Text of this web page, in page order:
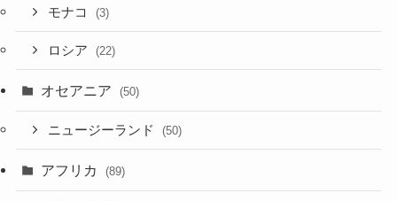
モナコ (3)
ロシア (22)
オセアニア (50)
ニュージーランド (50)
アフリカ (89)